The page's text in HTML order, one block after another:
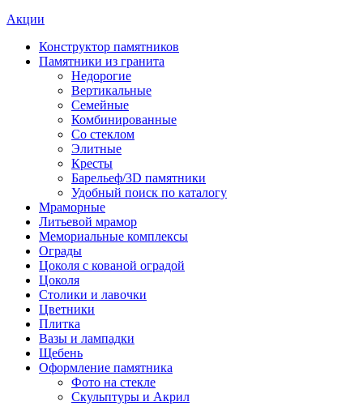
Акции
Конструктор памятников
Памятники из гранита
Недорогие
Вертикальные
Семейные
Комбинированные
Со стеклом
Элитные
Кресты
Барельеф/3D памятники
Удобный поиск по каталогу
Мраморные
Литьевой мрамор
Мемориальные комплексы
Ограды
Цоколя с кованой оградой
Цоколя
Столики и лавочки
Цветники
Плитка
Вазы и лампадки
Щебень
Оформление памятника
Фото на стекле
Скульптуры и Акрил